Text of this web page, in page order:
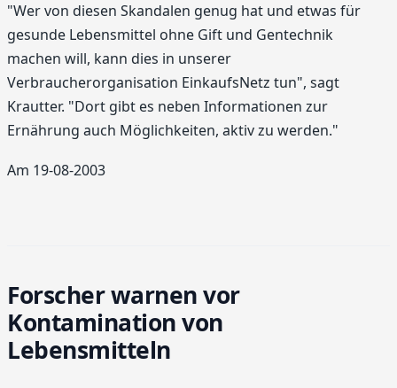
"Wer von diesen Skandalen genug hat und etwas für
gesunde Lebensmittel ohne Gift und Gentechnik
machen will, kann dies in unserer
Verbraucherorganisation EinkaufsNetz tun", sagt
Krautter. "Dort gibt es neben Informationen zur
Ernährung auch Möglichkeiten, aktiv zu werden."
Am 19-08-2003
Forscher warnen vor
Kontamination von
Lebensmitteln